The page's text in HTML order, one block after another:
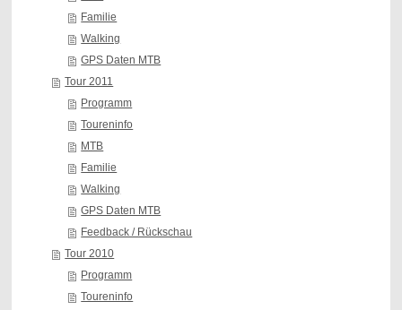
Familie
Walking
GPS Daten MTB
Tour 2011
Programm
Toureninfo
MTB
Familie
Walking
GPS Daten MTB
Feedback / Rückschau
Tour 2010
Programm
Toureninfo